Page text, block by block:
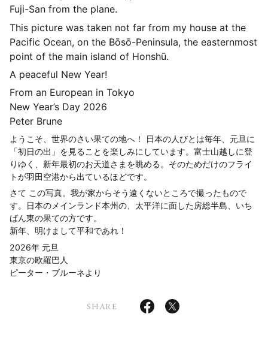
Fuji-San from the plane.
This picture was taken not far from my house at the
Pacific Ocean, on the Bōsō-Peninsula, the easternmost
point of the main island of Honshū.
A peaceful New Year!
From an European in Tokyo
New Year’s Day 2026
Peter Brune
ようこそ、世界のさい果ての地へ！ 日本の人びとは毎年、元旦に
「初日の出」を見ることを楽しみにしています。富士山越しに登
りゆく、新年最初のお天道さまを眺める。そのためだけのフライ
トが羽田空港から出ているほどです。
さて この写真。我が家からそう遠くないところで撮ったもので
す。日本のメインランド本州の、太平洋に面した房総半島、いち
ばん東の果ての方です。
新年、明けまして平和であれ！
2026年 元旦
東京の欧羅巴人
ピーター・ブルーネより
SHARE